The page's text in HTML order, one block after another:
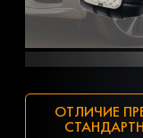
ОТЛИЧИЕ